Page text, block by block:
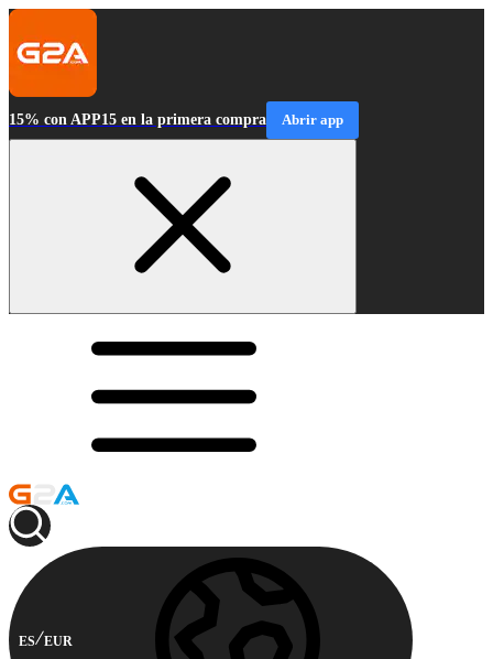
15% con APP15 en la primera compra Abrir app
ES EUR